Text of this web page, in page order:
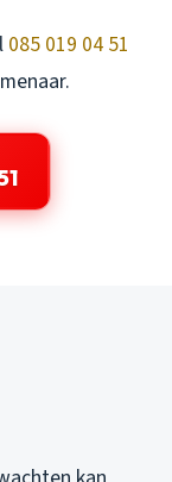
085 019 04 51